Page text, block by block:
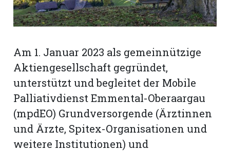
Am 1. Januar 2023 als gemeinnützige
Aktiengesellschaft gegründet,
unterstützt und begleitet der Mobile
Palliativdienst Emmental-Oberaargau
(mpdEO) Grundversorgende (Ärztinnen
und Ärzte, Spitex-Organisationen und
weitere Institutionen) und